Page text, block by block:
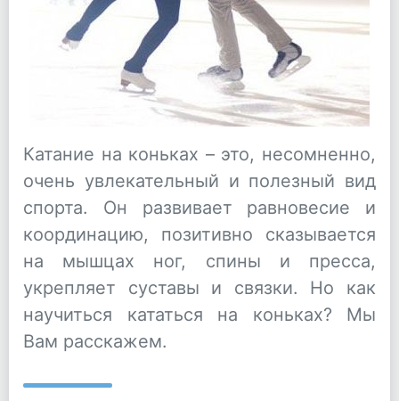
Катание на коньках – это, несомненно,
очень увлекательный и полезный вид
спорта. Он развивает равновесие и
координацию, позитивно сказывается
на мышцах ног, спины и пресса,
укрепляет суставы и связки. Но как
научиться кататься на коньках? Мы
Вам расскажем.